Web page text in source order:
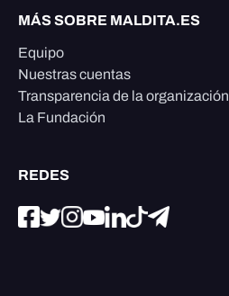
MÁS SOBRE MALDITA.ES
Equipo
Nuestras cuentas
Transparencia de la organización
La Fundación
REDES